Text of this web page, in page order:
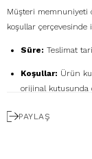
Müşteri memnuniyeti
koşullar çerçevesinde
Süre: Teslimat
Koşullar: Ürün
orijinal kutusunda
PAYLAŞ